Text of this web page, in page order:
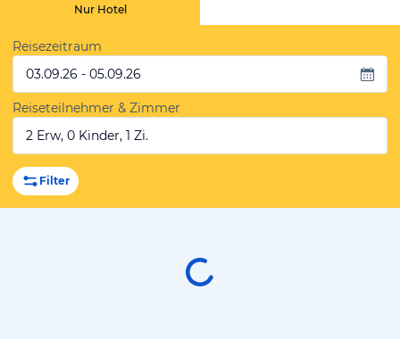
Nur Hotel
Reisezeitraum
03.09.26 - 05.09.26
Reiseteilnehmer & Zimmer
2 Erw, 0 Kinder, 1 Zi.
Filter